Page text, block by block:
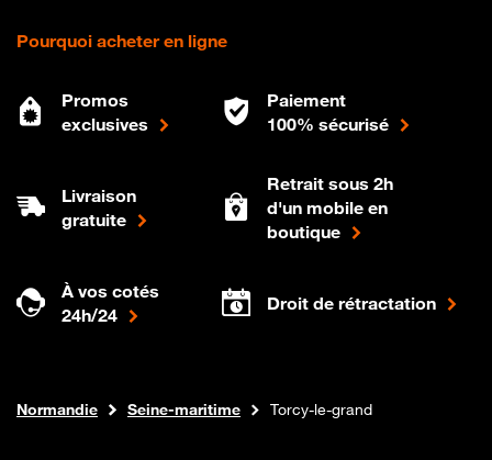
Pourquoi acheter en ligne
Promos
exclusives
Paiement
100% sécurisé
Livraison
gratuite
Retrait sous 2h
d'un mobile en
boutique
À vos cotés
24h/24
Droit de rétractation
Boutique Orange
Internet fibre
Normandie Seine-maritime Torcy-le-grand